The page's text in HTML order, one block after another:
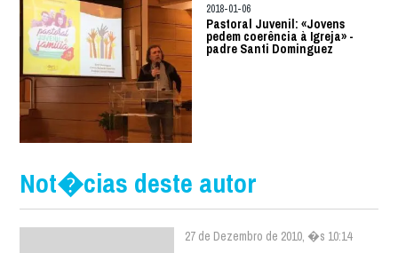
2018-01-06
Pastoral Juvenil: «Jovens
pedem coerência à Igreja» -
padre Santi Dominguez
Not�cias deste autor
27 de Dezembro de 2010, �s 10:14